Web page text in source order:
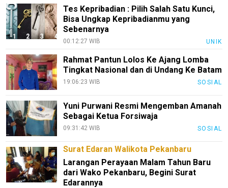
Tes Kepribadian : Pilih Salah Satu Kunci,
Bisa Ungkap Kepribadianmu yang
Sebenarnya
00:12:27 WIB UNIK
Rahmat Pantun Lolos Ke Ajang Lomba
Tingkat Nasional dan di Undang Ke Batam
19:06:23 WIB SOSIAL
Yuni Purwani Resmi Mengemban Amanah
Sebagai Ketua Forsiwaja
09:31:42 WIB SOSIAL
Surat Edaran Walikota Pekanbaru
Larangan Perayaan Malam Tahun Baru
dari Wako Pekanbaru, Begini Surat
Edarannya